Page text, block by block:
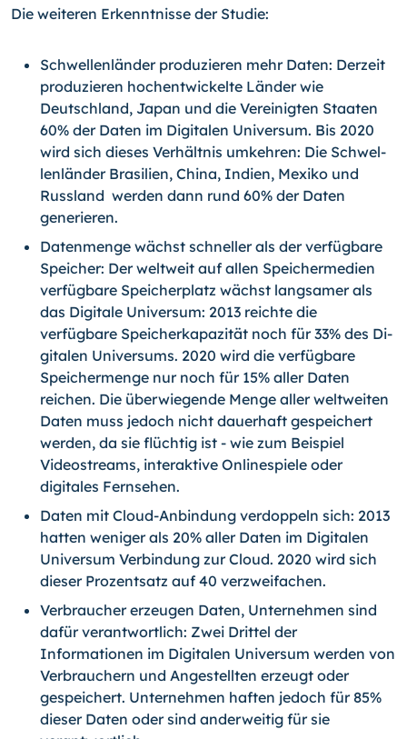
Die weiteren Erkenntnisse der Studie:
Schwellenländer produzieren mehr Daten: Derzeit
produzieren hochentwickelte Länder wie
Deutschland, Japan und die Vereinigten Staaten
60% der Daten im Digitalen Universum. Bis 2020
wird sich dieses Verhältnis umkehren: Die Schwel­
lenländer Brasilien, China, Indien, Mexiko und
Russland werden dann rund 60% der Daten
generieren.
Datenmenge wächst schneller als der verfügbare
Speicher: Der weltweit auf al­len Speichermedien
verfügbare Speicherplatz wächst langsamer als
das Digitale Universum: 2013 reichte die
verfügbare Speicherkapazität noch für 33% des Di­
gitalen Universums. 2020 wird die verfügbare
Speichermenge nur noch für 15% aller Daten
reichen. Die überwiegende Menge aller weltweiten
Daten muss je­doch nicht dauerhaft gespeichert
werden, da sie flüchtig ist - wie zum Beispiel
Videostreams, interaktive Onlinespiele oder
digitales Fernsehen.
Daten mit Cloud-Anbindung verdoppeln sich: 2013
hatten weniger als 20% aller Daten im Digitalen
Universum Verbindung zur Cloud. 2020 wird sich
dieser Pro­zentsatz auf 40 verzweifachen.
Verbraucher erzeugen Daten, Unternehmen sind
dafür verantwortlich: Zwei Drittel der
Informationen im Digitalen Universum werden von
Verbrauchern und Angestellten erzeugt oder
gespeichert. Unternehmen haften jedoch für 85%
dieser Daten oder sind anderweitig für sie